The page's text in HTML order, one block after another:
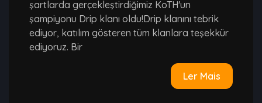
şartlarda gerçekleştirdiğimiz KoTH'un
şampiyonu Drip klanı oldu!Drip klanını tebrik
ediyor, katılım gösteren tüm klanlara teşekkür
ediyoruz. Bir
Ler Mais